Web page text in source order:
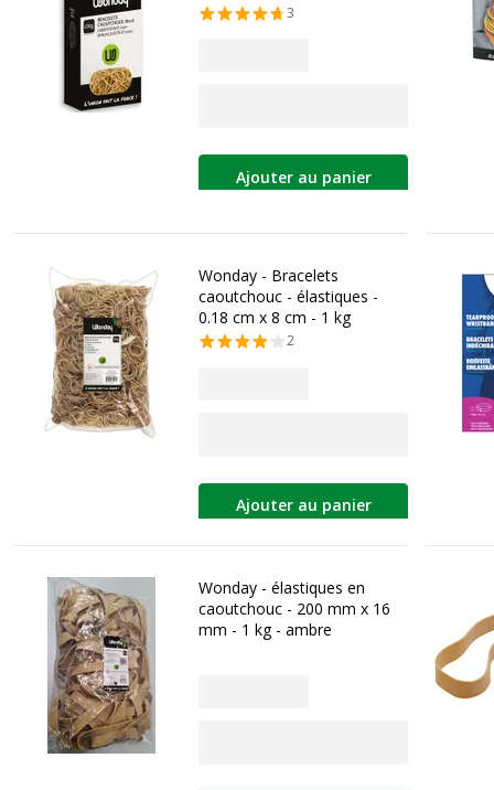
3
Ajouter au panier
Wonday - Bracelets
caoutchouc - élastiques -
0.18 cm x 8 cm - 1 kg
2
Ajouter au panier
Wonday - élastiques en
caoutchouc - 200 mm x 16
mm - 1 kg - ambre